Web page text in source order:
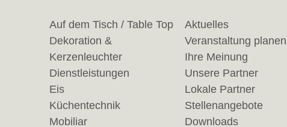
Auf dem Tisch / Table Top
Dekoration &
Kerzenleuchter
Dienstleistungen
Eis
Küchentechnik
Mobiliar
Aktuelles
Veranstaltung planen
Ihre Meinung
Unsere Partner
Lokale Partner
Stellenangebote
Downloads